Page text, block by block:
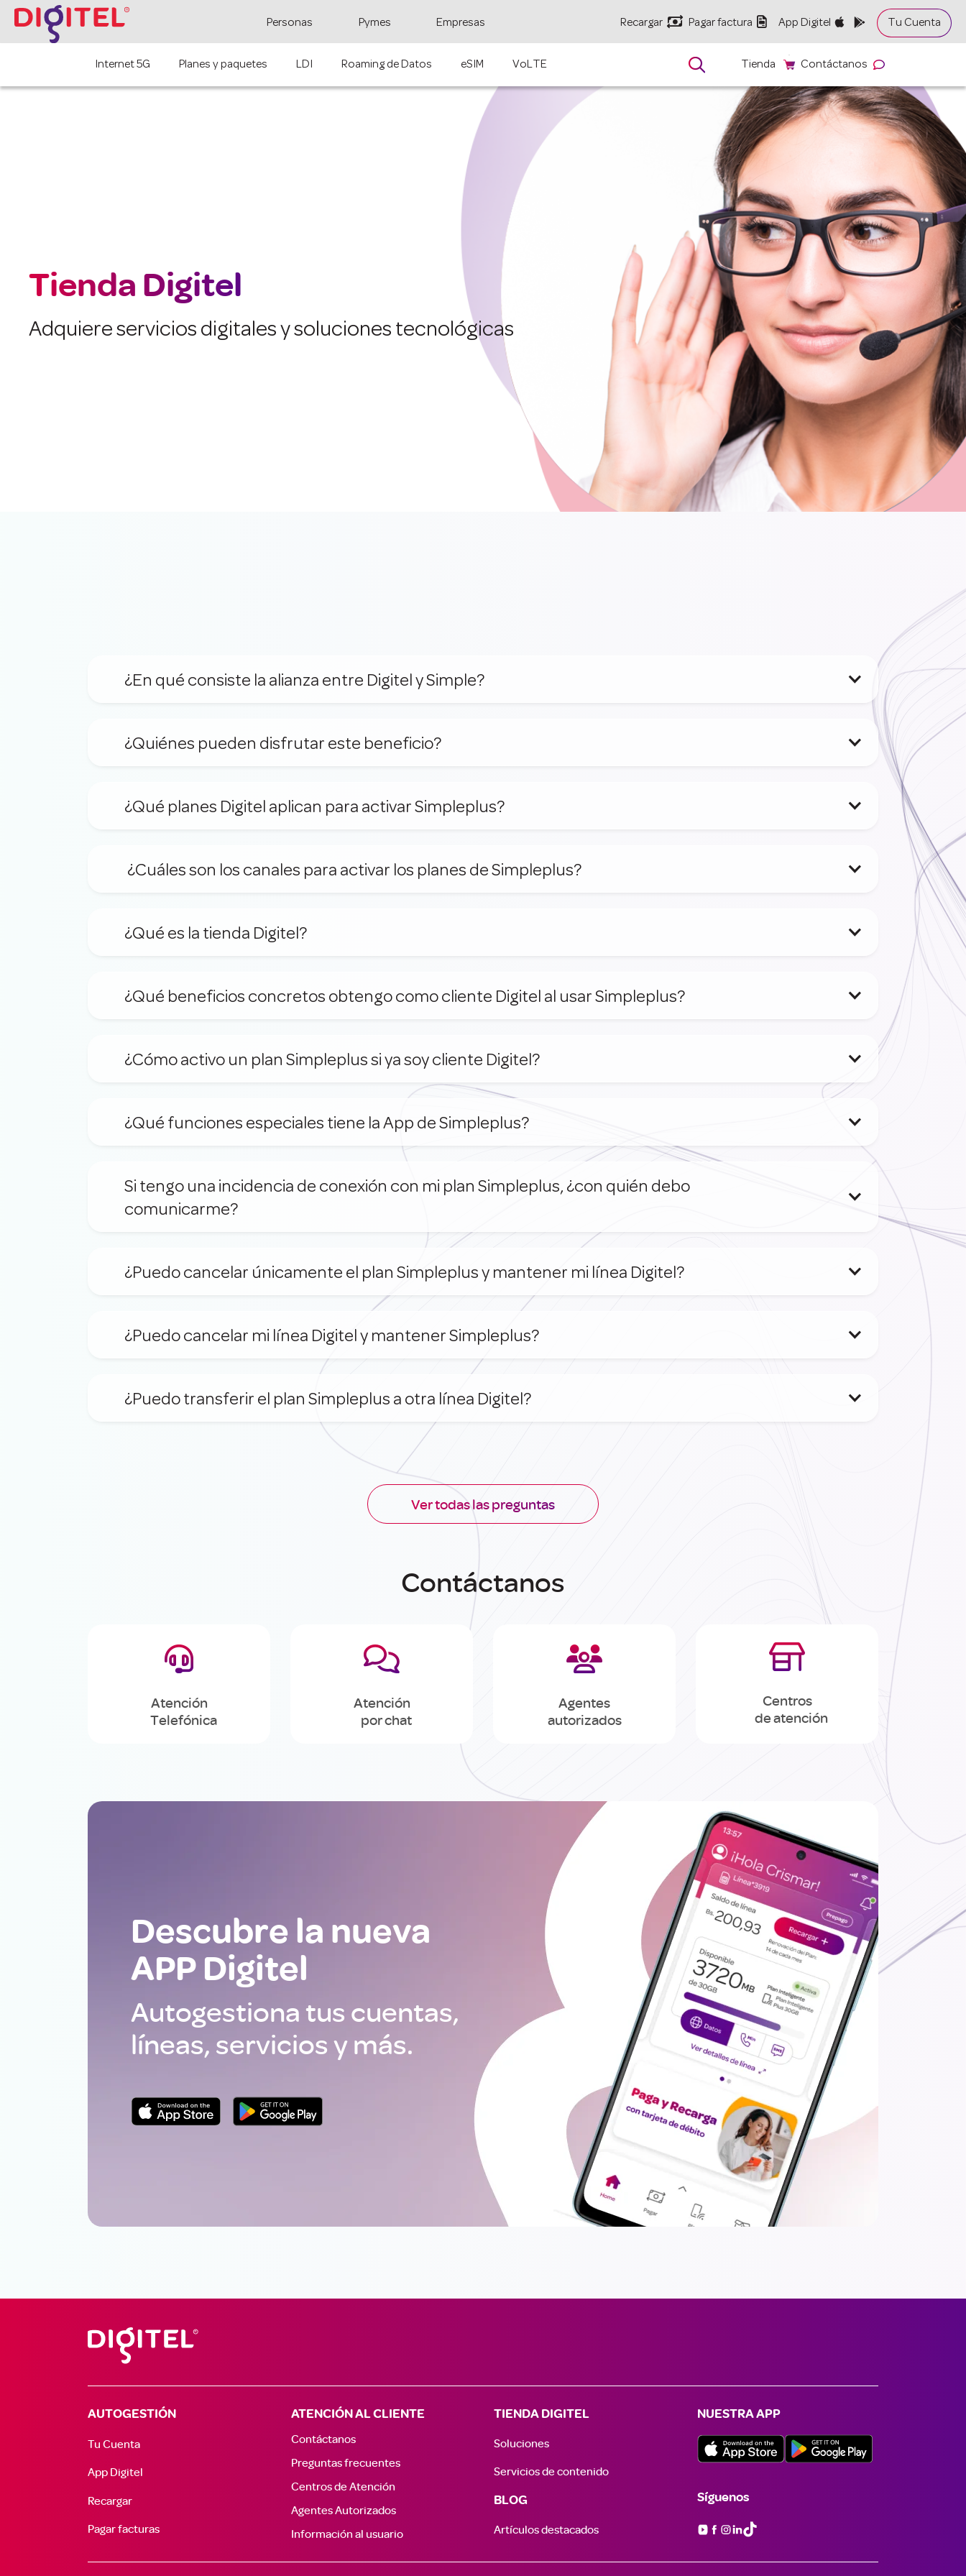
Personas Pymes Empresas Recargar  Pagar factura  App Digitel Tu Cuenta
Internet 5G Planes y paquetes LDI Roaming de Datos eSIM VoLTE  Tienda Contáctanos
Tienda Digitel
Adquiere servicios digitales y soluciones tecnológicas
¿En qué consiste la alianza entre Digitel y Simple?
¿Quiénes pueden disfrutar este beneficio?
¿Qué planes Digitel aplican para activar Simpleplus?
¿Cuáles son los canales para activar los planes de Simpleplus?
¿Qué es la tienda Digitel?
¿Qué beneficios concretos obtengo como cliente Digitel al usar Simpleplus?
¿Cómo activo un plan Simpleplus si ya soy cliente Digitel?
¿Qué funciones especiales tiene la App de Simpleplus?
Si tengo una incidencia de conexión con mi plan Simpleplus, ¿con quién debo
comunicarme?
¿Puedo cancelar únicamente el plan Simpleplus y mantener mi línea Digitel?
¿Puedo cancelar mi línea Digitel y mantener Simpleplus?
¿Puedo transferir el plan Simpleplus a otra línea Digitel?
Ver todas las preguntas
Contáctanos

Atención
Telefónica

Atención
por chat

Agentes
autorizados

Centros
de atención
Descubre la nueva
APP Digitel
Autogestiona tus cuentas,
líneas, servicios y más.
AUTOGESTIÓN
Tu Cuenta
App Digitel
Recargar
Pagar facturas
ATENCIÓN AL CLIENTE
Contáctanos
Preguntas frecuentes
Centros de Atención
Agentes Autorizados
Información al usuario
TIENDA DIGITEL
Soluciones
Servicios de contenido
BLOG
Artículos destacados
NUESTRA APP
Síguenos
